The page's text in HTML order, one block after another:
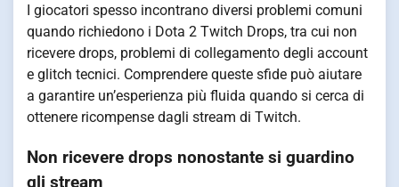
I giocatori spesso incontrano diversi problemi comuni
quando richiedono i Dota 2 Twitch Drops, tra cui non
ricevere drops, problemi di collegamento degli account
e glitch tecnici. Comprendere queste sfide può aiutare
a garantire un’esperienza più fluida quando si cerca di
ottenere ricompense dagli stream di Twitch.
Non ricevere drops nonostante si guardino
gli stream